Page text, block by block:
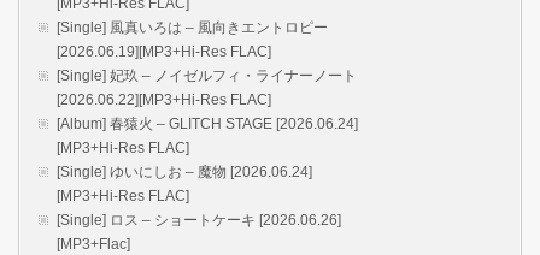
[MP3+Hi-Res FLAC]
[Single] 風真いろは – 風向きエントロピー
[2026.06.19][MP3+Hi-Res FLAC]
[Single] 妃玖 – ノイゼルフィ・ライナーノート
[2026.06.22][MP3+Hi-Res FLAC]
[Album] 春猿火 – GLITCH STAGE [2026.06.24]
[MP3+Hi-Res FLAC]
[Single] ゆいにしお – 魔物 [2026.06.24]
[MP3+Hi-Res FLAC]
[Single] ロス – ショートケーキ [2026.06.26]
[MP3+Flac]